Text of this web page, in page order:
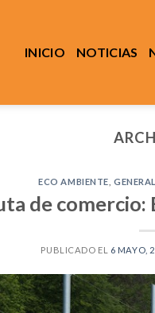
INICIO NOTICIAS
ECO AMBIENTE ,GENERAL
de
PUBLICADO EL 6 MAYO,